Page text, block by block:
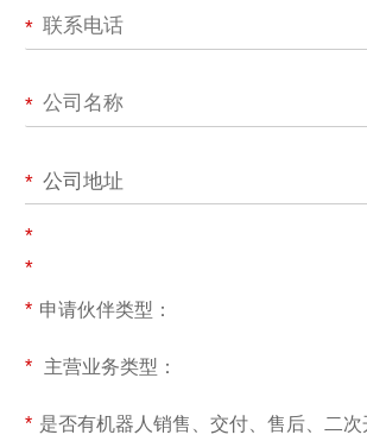
*
*
* 公司地址
*
*
* 申请伙伴类型：
* 主营业务类型：
* 是否有机器人销售、交付、售后、二次